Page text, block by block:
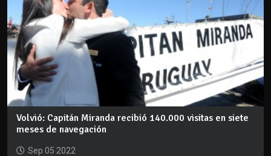
Volvió: Capitán Miranda recibió 140.000 visitas en siete
meses de navegación
Sep 05 2022